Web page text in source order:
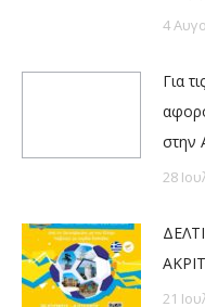
4
Για
στην
28
21